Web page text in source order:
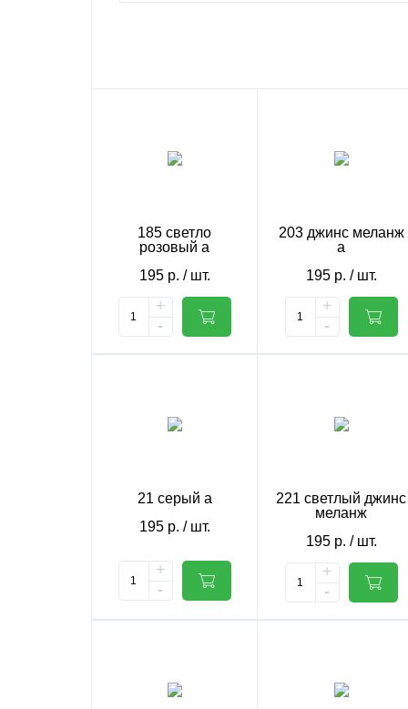
185 светло
розовый а
195 р. / шт.
+
-
203 джинс меланж
а
195 р. / шт.
+
-
21 серый а
195 р. / шт.
+
-
221 светлый джинс
меланж
195 р. / шт.
+
-